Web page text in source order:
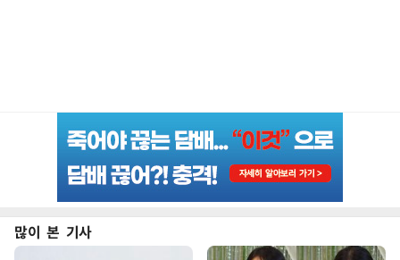
많이 본 기사